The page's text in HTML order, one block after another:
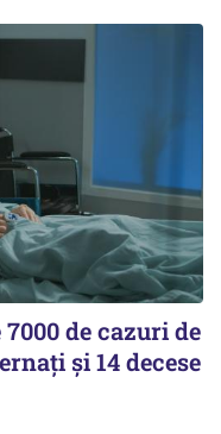
de cazuri de
și 14 decese